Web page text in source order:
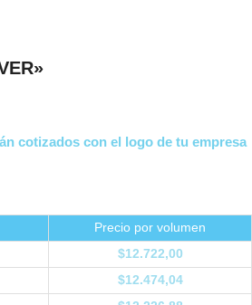
cotizados con el logo de tu empresa
Precio por volumen
$12.722,00
$12.474,04